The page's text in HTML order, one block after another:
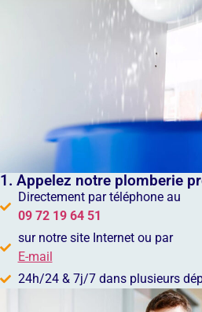
1. Appelez notre plomberie
Directement par téléphone au
09 72 19 64 51
sur notre site Internet ou par
E-mail
24h/24 & 7j/7 dans plusieurs